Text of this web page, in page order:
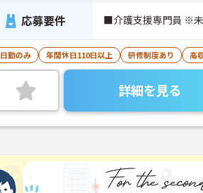
応募要件 ■介護支援専門員 ※
日勤のみ 年間休日110日以上 研修制度あり 高
詳細を見る